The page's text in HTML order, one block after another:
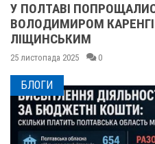
У ПОЛТАВІ
ВОЛОДИМИРОМ
ЛІЩИНСЬКИМ
25 листопада 2025 0
БЛОГИ